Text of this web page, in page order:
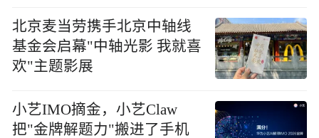
北京麦当劳携手北京中轴线
基金会启幕"中轴光影 我就喜
欢"主题影展
小艺IMO摘金，小艺Claw
把"金牌解题力"搬进了手机